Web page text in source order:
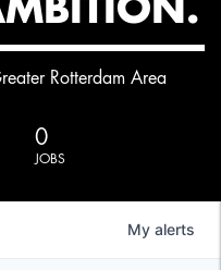
Rotterdam Area
0
JOBS
My alerts